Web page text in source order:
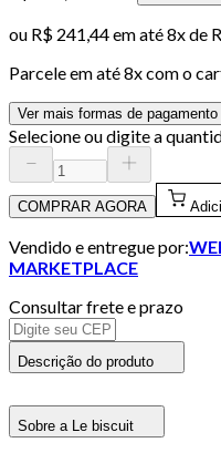
ou R$ 241,44em até8x de
Parcele em até8x com o
Ver mais formas de pagamento
Selecione ou digite a
COMPRAR AGORA
Vendido e entregue por:
MARKETPLACE
Consultar frete e prazo
Descrição do produto
Sobre a Le biscuit